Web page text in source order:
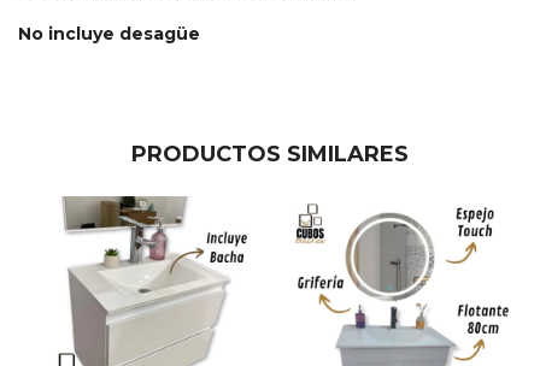
No incluye desagüe
PRODUCTOS SIMILARES